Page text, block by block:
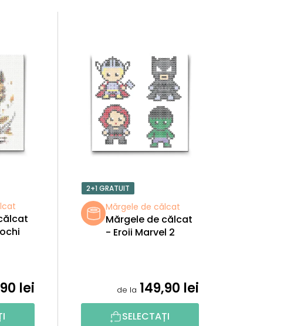
lei
2+1 GRATUIT
Mărgele de călcat
Mărgele de călcat
- Eroii Marvel 2
de la 149,90 lei
SELECTAȚI